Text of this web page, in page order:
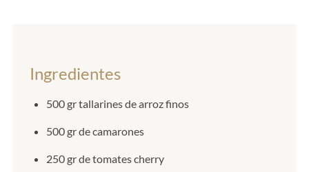
Ingredientes
500 gr tallarines de arroz finos
500 gr de camarones
250 gr de tomates cherry